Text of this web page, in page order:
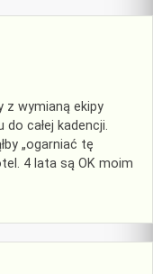
z wymianą ekipy
do całej kadencji.
„ogarniać tę
4 lata są OK moim